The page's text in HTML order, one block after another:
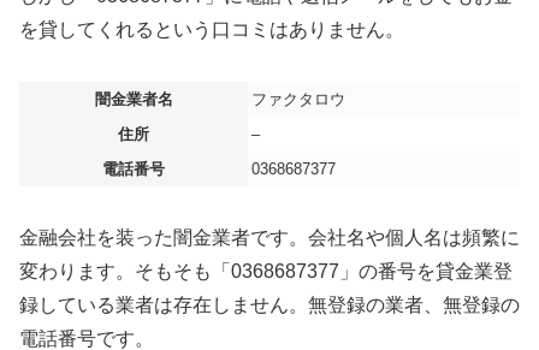
を貸してくれるという口コミはありません。
闇金業者名
ファクタロウ
住所
–
電話番号
0368687377
金融会社を装った闇金業者です。会社名や個人名は頻繁に
変わります。そもそも「0368687377」の番号を貸金業登
録している業者は存在しません。無登録の業者、無登録の
電話番号です。